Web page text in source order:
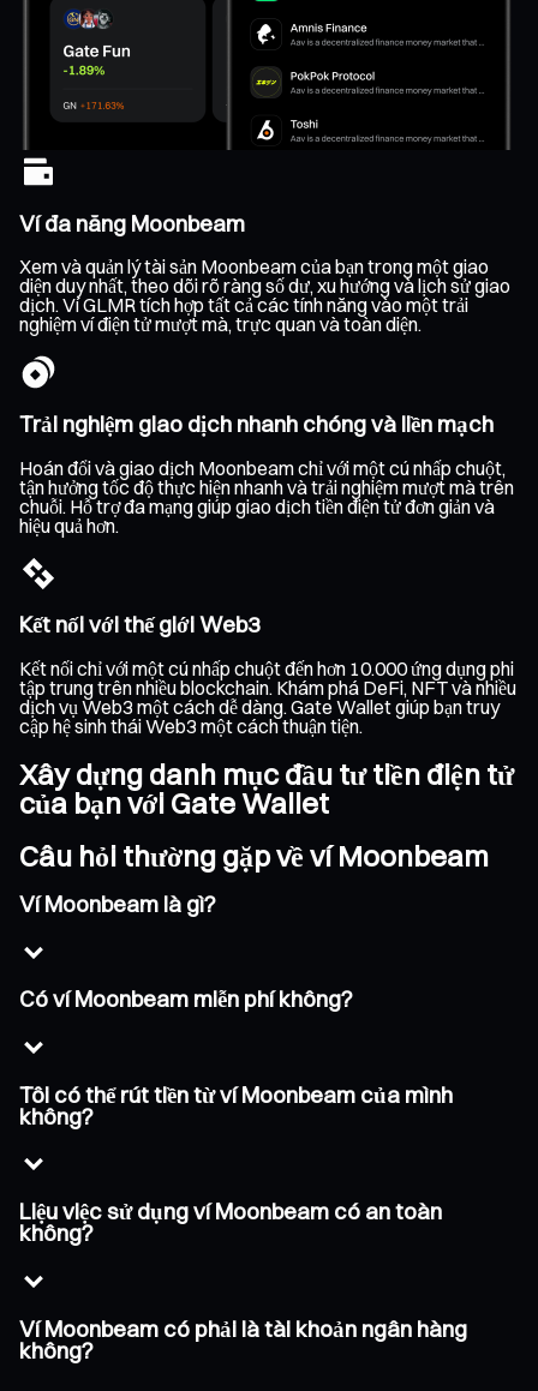
Ví đa năng Moonbeam
Xem và quản lý tài sản Moonbeam của bạn trong một giao
diện duy nhất, theo dõi rõ ràng số dư, xu hướng và lịch sử giao
dịch. Ví GLMR tích hợp tất cả các tính năng vào một trải
nghiệm ví điện tử mượt mà, trực quan và toàn diện.
Trải nghiệm giao dịch nhanh chóng và liền mạch
Hoán đổi và giao dịch Moonbeam chỉ với một cú nhấp chuột,
tận hưởng tốc độ thực hiện nhanh và trải nghiệm mượt mà trên
chuỗi. Hỗ trợ đa mạng giúp giao dịch tiền điện tử đơn giản và
hiệu quả hơn.
Kết nối với thế giới Web3
Kết nối chỉ với một cú nhấp chuột đến hơn 10.000 ứng dụng phi
tập trung trên nhiều blockchain. Khám phá DeFi, NFT và nhiều
dịch vụ Web3 một cách dễ dàng. Gate Wallet giúp bạn truy
cập hệ sinh thái Web3 một cách thuận tiện.
Xây dựng danh mục đầu tư tiền điện tử
của bạn với Gate Wallet
Câu hỏi thường gặp về ví Moonbeam
Ví Moonbeam là gì?
Có ví Moonbeam miễn phí không?
Tôi có thể rút tiền từ ví Moonbeam của mình
không?
Liệu việc sử dụng ví Moonbeam có an toàn
không?
Ví Moonbeam có phải là tài khoản ngân hàng
không?